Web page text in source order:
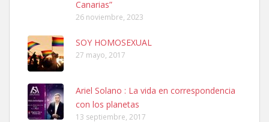
Ninfa perdida
El día 5 se los perdió una ninfa papillera, asustada tiene miedo a la
Canarias”
26 noviembre, 2023
SOY HOMOSEXUAL
27 mayo, 2017
Ariel Solano : La vida en correspondencia
con los planetas
13 septiembre, 2017